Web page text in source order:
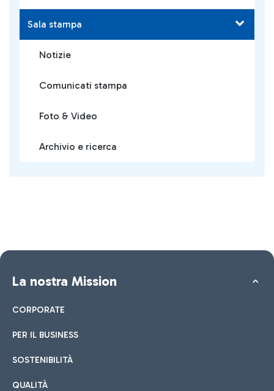
Sala stampa
Notizie
Comunicati stampa
Foto & Video
Archivio e ricerca
La nostra Mission
CORPORATE
PER IL BUSINESS
SOSTENIBILITÀ
QUALITÀ